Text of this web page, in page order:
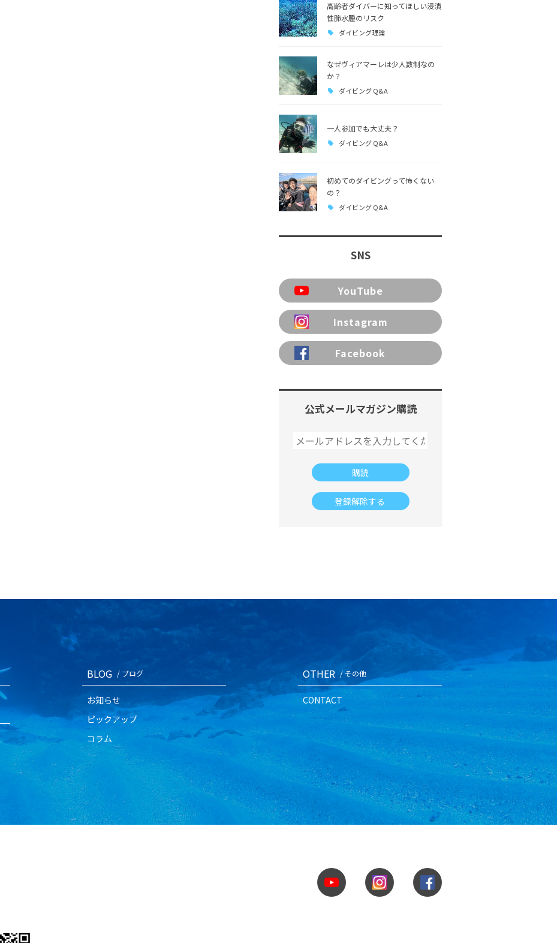
高齢者ダイバーに知ってほしい浸漬
性肺水腫のリスク
ダイビング理論
なぜヴィアマーレは少人数制なの
か？
ダイビング Q&A
一人参加でも大丈夫？
ダイビング Q&A
初めてのダイビングって怖くない
の？
ダイビング Q&A
SNS
YouTube
Instagram
Facebook
公式メールマガジン購読
BLOG / ブログ
お知らせ
ピックアップ
コラム
OTHER / その他
CONTACT